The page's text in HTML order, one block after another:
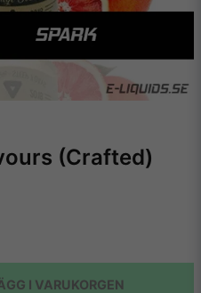
(Crafted)
I VARUKORGEN